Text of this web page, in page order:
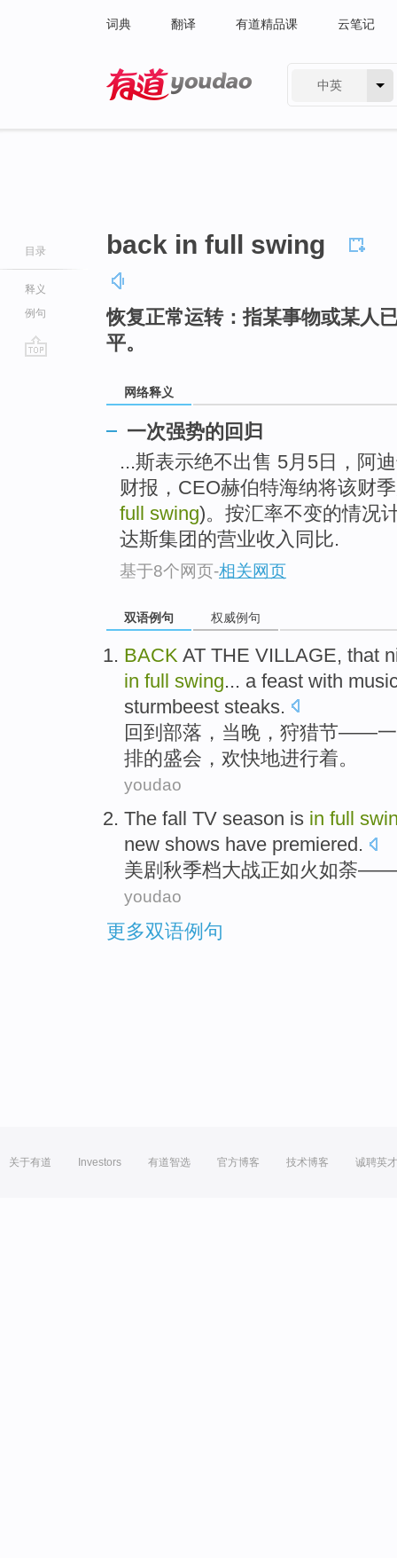
词典 翻译 有道精品课 云笔记
中英
目录
释义
例句
back in full swing
恢复正常运转：指某事物或某人
平。
网络释义
一次强势的回归
...斯表示绝不出售 5月5日，阿
财报，CEO赫伯特海纳将该财
full swing)。按汇率不变的情况
达斯集团的营业收入同比.
基于8个网页-相关网页
双语例句 权威例句
BACK AT THE VILLAGE, that
in full swing... a feast with
sturmbeest steaks.
回到 部落，当晚，狩猎节——
排的盛会，欢快地进行着。
youdao
The fall TV season is in full
new shows have premiered.
美剧 秋季档大战正如火如荼——
youdao
更多双语例句
关于有道 Investors 有道智选 官方博客 技术博客 诚聘英才